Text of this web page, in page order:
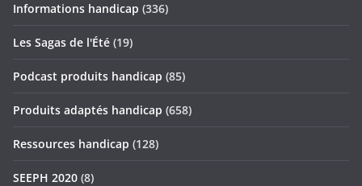
Informations handicap (336)
Les Sagas de l'Été (19)
Podcast produits handicap (85)
Produits adaptés handicap (658)
Ressources handicap (128)
SEEPH 2020 (8)